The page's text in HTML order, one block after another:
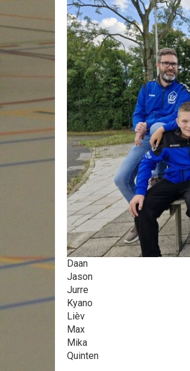
Daan
Jason
Jurre
Kyano
Lièv
Max
Mika
Quinten